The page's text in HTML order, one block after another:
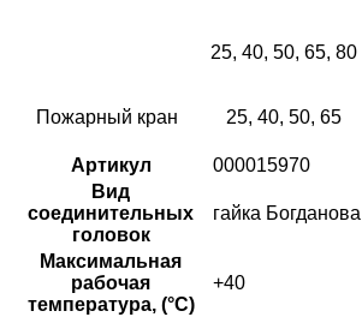
25, 40, 50, 65, 80
Пожарный кран 25, 40, 50, 65
Артикул
000015970
Вид
соединительных
головок
гайка Богданова
Максимальная
рабочая
температура, (°C)
+40